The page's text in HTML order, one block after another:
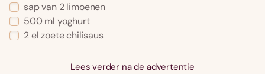
sap van 2 limoenen
500 ml yoghurt
2 el zoete chilisaus
Lees verder na de advertentie